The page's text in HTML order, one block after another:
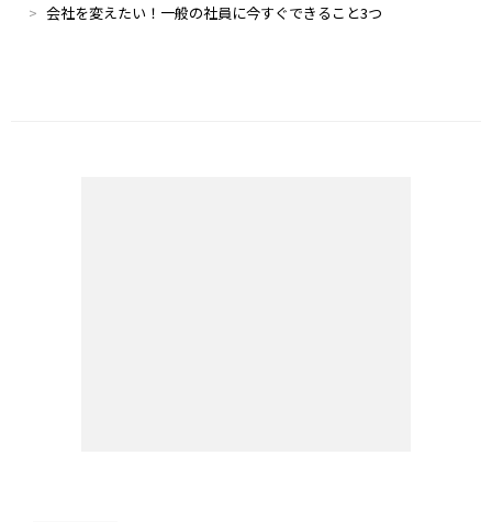
会社を変えたい！一般の社員に今すぐできること3つ